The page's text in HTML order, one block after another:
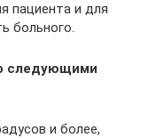
пациента и для
больного.
следующими
и более,